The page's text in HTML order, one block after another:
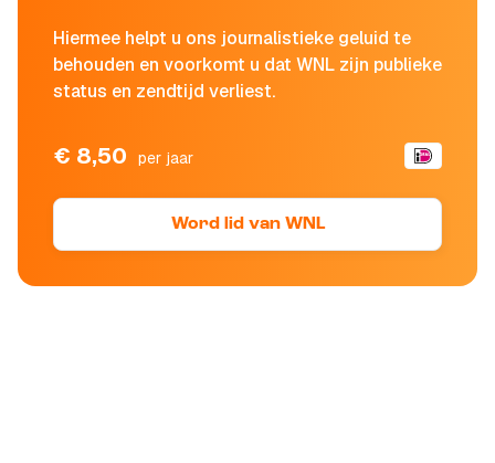
Hiermee helpt u ons journalistieke geluid te
behouden en voorkomt u dat WNL zijn publieke
status en zendtijd verliest.
€ 8,50 per jaar
Word lid van WNL